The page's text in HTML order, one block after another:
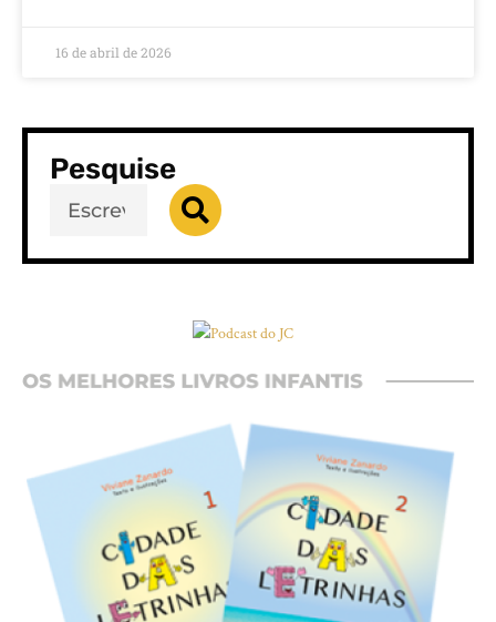
16 de abril de 2026
Pesquise